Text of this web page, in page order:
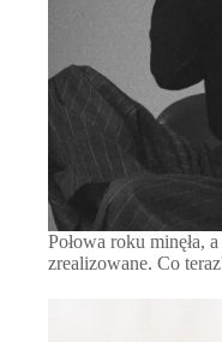
Połowa roku minęła,
zrealizowane. Co